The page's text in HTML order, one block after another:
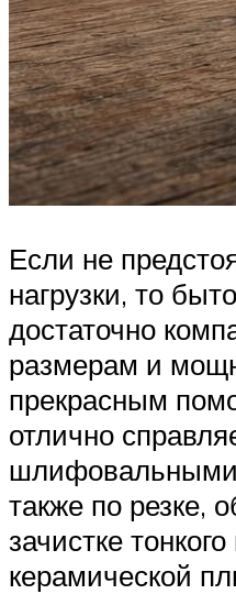
Если не
нагрузки, то
достаточно
размерам и
прекрасным
отлично
также по резке,
зачистке
керамической